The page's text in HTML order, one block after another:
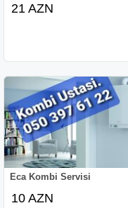
21 AZN
Eca Kombi Servisi
10 AZN